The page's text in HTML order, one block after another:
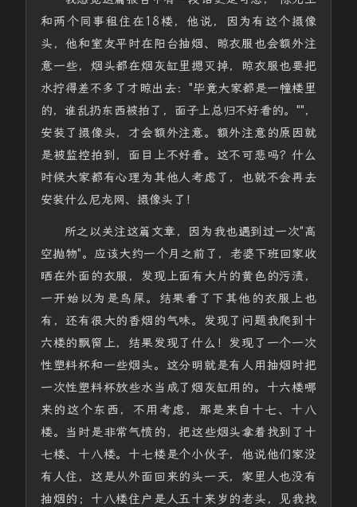
和两个同事租住在18楼，他说，因为有这个摄像
头，他和室友平时在阳台抽烟、晾衣服也会额外注
意一些，烟头都在烟灰缸里摁灭掉，晾衣服也要把
水拧得差不多了才晾出去："毕竟大家都是一幢楼里
的，谁乱扔东西被拍了，面子上总归不好看的。""，
安装了摄像头，才会额外注意。额外注意的原因就
是被监控拍到，面目上不好看。这不可悲吗？什么
时候大家都有心理为其他人考虑了，也就不会再去
安装什么尼龙网、摄像头了！
所之以关注这篇文章，因为我也遇到过一次"高
空抛物"。应该大约一个月之前了，老婆下班回家收
晒在外面的衣服，发现上面有大片的黄色的污渍，
一开始以为是鸟屎。结果看了下其他的衣服上也
有，还有很大的香烟的气味。发现了问题我爬到十
六楼的飘窗上，结果发现了什么！发现了一个一次
性塑料杯和一些烟头。这分明就是有人用抽烟时把
一次性塑料杯放些水当成了烟灰缸用的。十六楼哪
来的这个东西，不用考虑，那是来自十七、十八
楼。当时是非常气愤的，把这些烟头拿着找到了十
七楼、十八楼。十七楼是个小伙子，他说他们家没
有人住，这是从外面回来的头一天，家里人也没有
抽烟的；十八楼住户是人五十来岁的老头，见我找